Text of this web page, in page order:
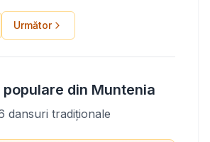
Următor
populare din Muntenia
dansuri tradiționale